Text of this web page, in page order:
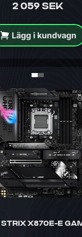
2 059 SEK
Lägg i kundvagn
STRIX X870E-E